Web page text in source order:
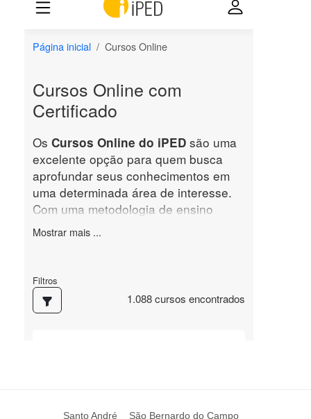
Santo André São Bernardo do Campo